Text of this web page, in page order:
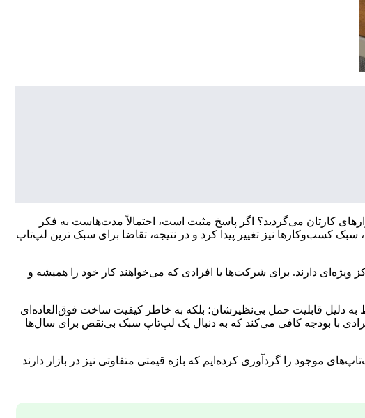
کارتان می‌گردید؟ اگر پاسخ مثبت است، احتمالاً مدت‌هاست به فکر
سبک کسب‌وکارها نیز تغییر پیدا کرد و در نتیجه، تقاضا برای سبک ترین لپ‌تاپ‌
ویژه‌ای دارند. برای شرکت‌ها یا افرادی که می‌خواهند کار خود را همیشه و
دلیل قابلیت حمل بی‌نظیرشان؛ بلکه به خاطر کیفیت ساخت فوق‌العاده‌ای
با بودجه کافی می‌کند که به دنبال یک لپ‌تاپ سبک بی‌نقص برای سال‌ها
موجود را گردآوری کرده‌ایم که بازه قیمتی متفاوتی نیز در بازار دارند